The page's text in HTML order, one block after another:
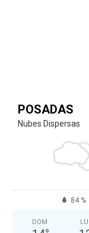
POSADAS
Nubes Dispersas
84 %
DOM